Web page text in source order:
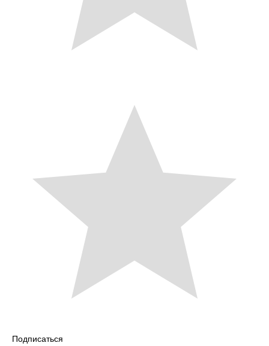
Подписаться